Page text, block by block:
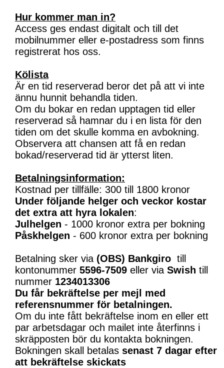
Hur kommer man in?
Access ges endast digitalt och till det
mobilnummer eller e-postadress som finns
registrerat hos oss.
Kölista
Är en tid reserverad beror det på att vi inte
ännu hunnit behandla tiden.
Om du bokar en redan upptagen tid eller
reserverad så hamnar du i en lista för den
tiden om det skulle komma en avbokning.
Observera att chansen att få en redan
bokad/reserverad tid är ytterst liten.
Betalningsinformation:
Kostnad per tillfälle: 300 till 1800 kronor
Under följande helger och veckor kostar
det extra att hyra lokalen:
Julhelgen - 1000 kronor extra per bokning
Påskhelgen - 600 kronor extra per bokning
Betalning sker via (OBS) Bankgiro till
kontonummer 5596-7509 eller via Swish till
nummer 1234013306
Du får bekräftelse per mejl med
referensnummer för betalningen.
Om du inte fått bekräftelse inom en eller ett
par arbetsdagar och mailet inte återfinns i
skräpposten bör du kontakta bokningen.
Bokningen skall betalas senast 7 dagar efter
att bekräftelse skickats